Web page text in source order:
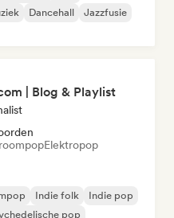
Dancehall
Jazzfusie
| Blog & Playlist
Elektropop
Indie folk
Indie pop
pop